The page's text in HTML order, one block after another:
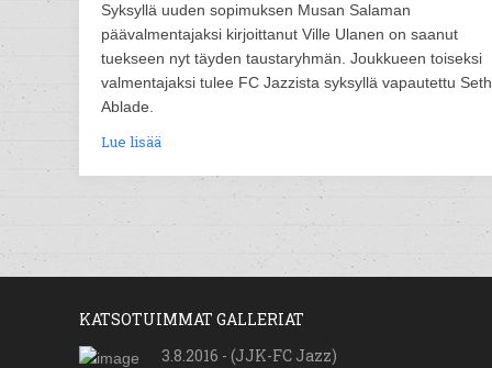
Syksyllä uuden sopimuksen Musan Salaman
päävalmentajaksi kirjoittanut Ville Ulanen on saanut
tuekseen nyt täyden taustaryhmän. Joukkueen toiseksi
valmentajaksi tulee FC Jazzista syksyllä vapautettu Seth
Ablade.
Lue lisää
KATSOTUIMMAT GALLERIAT
3.8.2016 - (JJK-FC Jazz)